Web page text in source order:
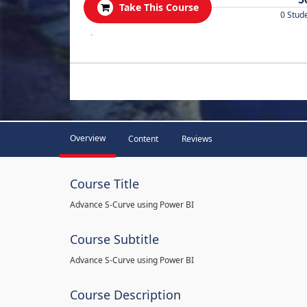
Take This Course
0
.
Overview Content Reviews
Course Title
Advance S-Curve using Power BI
Course Subtitle
Advance S-Curve using Power BI
Course Description